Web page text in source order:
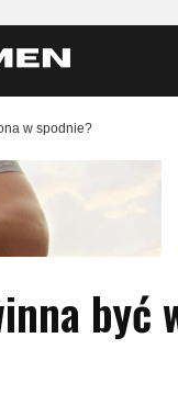
w spodnie?
być